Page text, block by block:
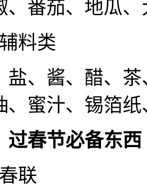
、番茄、地瓜
料类
酱、醋、茶
、蜜汁、锡箔
春节必备东西
联